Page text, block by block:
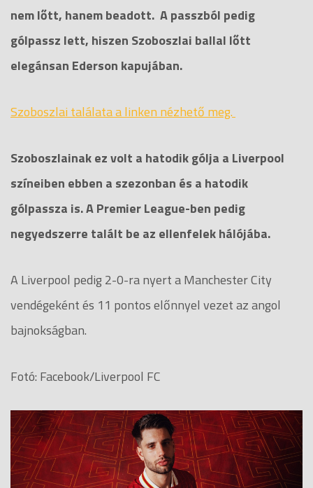
nem lőtt, hanem beadott. A passzból pedig
gólpassz lett, hiszen Szoboszlai ballal lőtt
elegánsan Ederson kapujában.
Szoboszlai találata a linken nézhető meg.
Szoboszlainak ez volt a hatodik gólja a Liverpool
színeiben ebben a szezonban és a hatodik
gólpassza is. A Premier League-ben pedig
negyedszerre talált be az ellenfelek hálójába.
A Liverpool pedig 2-0-ra nyert a Manchester City
vendégeként és 11 pontos előnnyel vezet az angol
bajnokságban.
Fotó: Facebook/Liverpool FC